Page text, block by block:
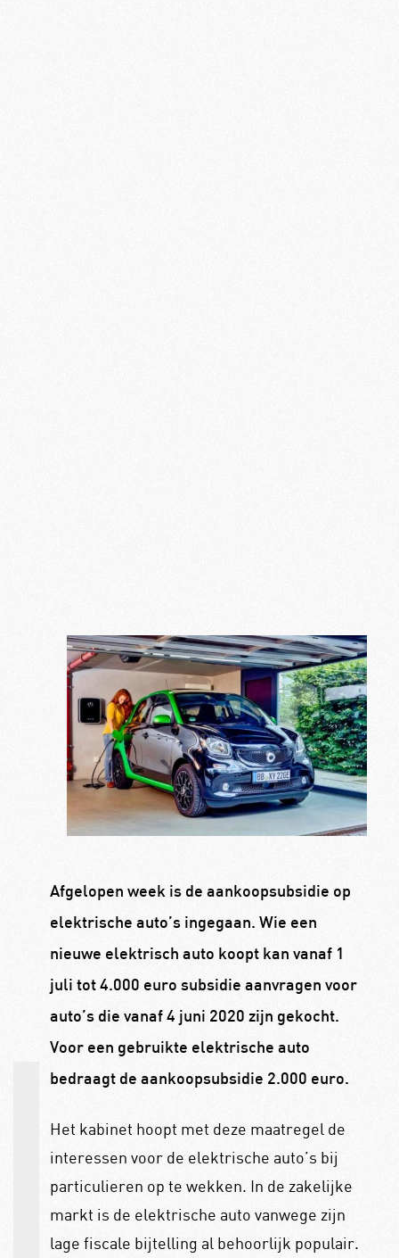
Afgelopen week is de aankoopsubsidie op
elektrische auto’s ingegaan. Wie een
nieuwe elektrisch auto koopt kan vanaf 1
juli tot 4.000 euro subsidie aanvragen voor
auto’s die vanaf 4 juni 2020 zijn gekocht.
Voor een gebruikte elektrische auto
bedraagt de aankoopsubsidie 2.000 euro.
Het kabinet hoopt met deze maatregel de
interessen voor de elektrische auto’s bij
particulieren op te wekken. In de zakelijke
markt is de elektrische auto vanwege zijn
lage fiscale bijtelling al behoorlijk populair.